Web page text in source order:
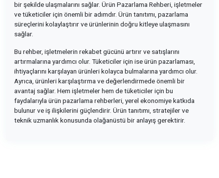
bir şekilde ulaşmalarını sağlar. Ürün Pazarlama Rehberi, işletmeler
ve tüketiciler için önemli bir adımdır. Ürün tanıtımı, pazarlama
süreçlerini kolaylaştırır ve ürünlerinin doğru kitleye ulaşmasını
sağlar.
Bu rehber, işletmelerin rekabet gücünü artırır ve satışlarını
artırmalarına yardımcı olur. Tüketiciler için ise ürün pazarlaması,
ihtiyaçlarını karşılayan ürünleri kolayca bulmalarına yardımcı olur.
Ayrıca, ürünleri karşılaştırma ve değerlendirmede önemli bir
avantaj sağlar. Hem işletmeler hem de tüketiciler için bu
faydalarıyla ürün pazarlama rehberleri, yerel ekonomiye katkıda
bulunur ve iş ilişkilerini güçlendirir. Ürün tanıtımı, stratejiler ve
teknik uzmanlık konusunda olağanüstü bir anlayış gerektirir.